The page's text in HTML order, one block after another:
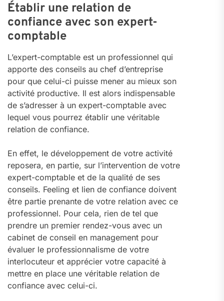
Établir une relation de
confiance avec son expert-
comptable
L’expert-comptable est un professionnel qui
apporte des conseils au chef d’entreprise
pour que celui-ci puisse mener au mieux son
activité productive. Il est alors indispensable
de s’adresser à un expert-comptable avec
lequel vous pourrez établir une véritable
relation de confiance.
En effet, le développement de votre activité
reposera, en partie, sur l’intervention de votre
expert-comptable et de la qualité de ses
conseils. Feeling et lien de confiance doivent
être partie prenante de votre relation avec ce
professionnel. Pour cela, rien de tel que
prendre un premier rendez-vous avec un
cabinet de conseil en management pour
évaluer le professionnalisme de votre
interlocuteur et apprécier votre capacité à
mettre en place une véritable relation de
confiance avec celui-ci.